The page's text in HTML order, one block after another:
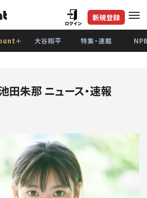
新規登録
＋ 大谷翔平 特集・連載
田朱那 ニュース・速報